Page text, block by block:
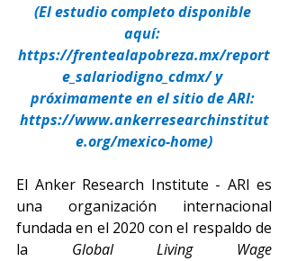
(El estudio completo disponible
aquí:
https://frentealapobreza.mx/report
e_salariodigno_cdmx/ y
próximamente en el sitio de ARI:
https://www.ankerresearchinstitut
e.org/mexico-home)
El Anker Research Institute - ARI es
una organización internacional
fundada en el 2020 con el respaldo de
la Global Living Wage